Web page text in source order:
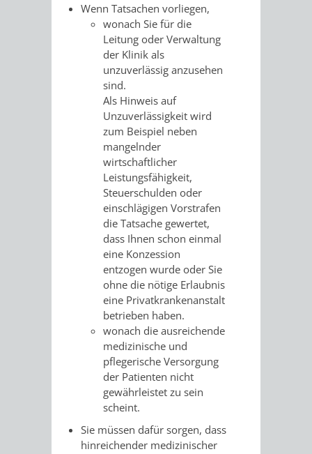
FÜR
SOZIALE
FÜR
Wenn Tatsachen vorliegen,
wonach Sie für die
Leitung oder Verwaltung
der Klinik als
unzuverlässig anzusehen
sind.
Als Hinweis auf
Unzuverlässigkeit wird
zum Beispiel neben
mangelnder
wirtschaftlicher
Leistungsfähigkeit,
Steuerschulden oder
einschlägigen Vorstrafen
die Tatsache gewertet,
dass Ihnen schon einmal
eine Konzession
entzogen wurde oder Sie
ohne die nötige Erlaubnis
eine Privatkrankenanstalt
betrieben haben.
wonach die ausreichende
medizinische und
pflegerische Versorgung
der Patienten nicht
gewährleistet zu sein
scheint.
Sie müssen dafür sorgen, dass
hinreichender medizinischer